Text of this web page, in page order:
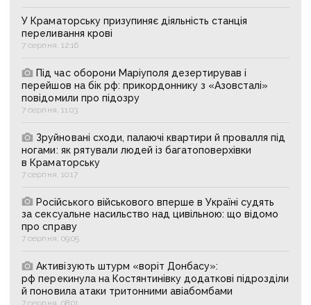
У Краматорську призупиняє діяльність станція
переливання крові
7 серпня, 12:16
Під час оборони Маріуполя дезертирував і
перейшов на бік рф: прикордоннику з «Азовсталі»
повідомили про підозру
7 серпня, 11:03
Зруйновані сходи, палаючі квартири й провалля під
ногами: як рятували людей із багатоповерхівки
в Краматорську
7 серпня, 10:17
Російського військового вперше в Україні судять
за сексуальне насильство над цивільною: що відомо
про справу
7 серпня, 09:05
Активізують штурм «воріт Донбасу»:
рф перекинула на Костянтинівку додаткові підрозділи
й поновила атаки тритонними авіабомбами